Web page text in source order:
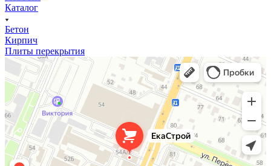
Каталог
Бетон
Кирпич
Плиты перекрытия